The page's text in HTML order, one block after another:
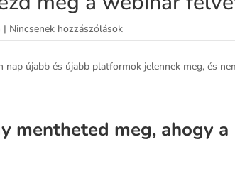
| Nincsenek hozzászólások
újabb és újabb platformok jelennek meg, és
mentheted meg, ahogy a